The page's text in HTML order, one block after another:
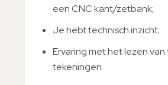
een CNC kant/zetbank;
Je hebt technisch inzicht;
Ervaring met het lezen
tekeningen.